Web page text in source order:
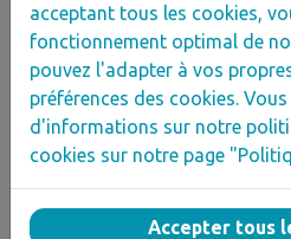
Qu’est-ce
projet
alternance"
acceptant tous les cookies,
fonctionnement optimal de
pouvez l'adapter à vos
préférences des cookies.
d'informations sur notre
cookies sur notre page
Accepter tous